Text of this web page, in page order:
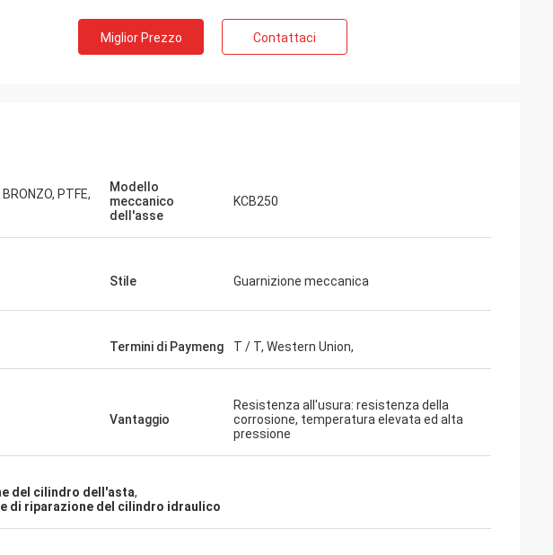
professionali, merci sono
qualità, noi avranno coopertion
in futuro.
Miglior Prezzo Contattaci
PTFE,
Modello
meccanico
dell'asse
KCB250
Stile Guarnizione meccanica
Termini di Paymeng T / T, Western Union,
Vantaggio
Resistenza all'usura: resistenza della
corrosione, temperatura elevata ed alta
pressione
del cilindro dell'asta,
di riparazione del cilindro idraulico